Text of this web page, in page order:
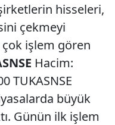
hisseleri,
çekmeyi
işlem gören
Hacim:
TUKASNSE
büyük
Günün ilk işlem